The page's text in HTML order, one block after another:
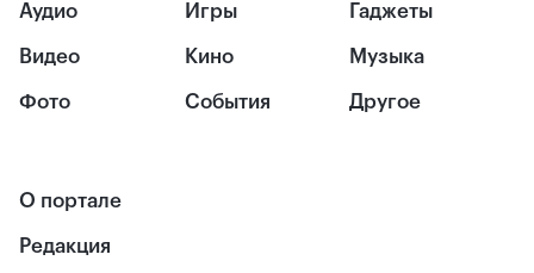
Аудио
Видео
Фото
Игры
Кино
События
Гаджеты
Музыка
Другое
О портале
Редакция